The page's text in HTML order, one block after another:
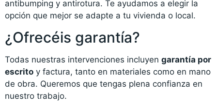
antibumping y antirotura. Te ayudamos a elegir la
opción que mejor se adapte a tu vivienda o local.
¿Ofrecéis garantía?
Todas nuestras intervenciones incluyen garantía por
escrito y factura, tanto en materiales como en mano
de obra. Queremos que tengas plena confianza en
nuestro trabajo.